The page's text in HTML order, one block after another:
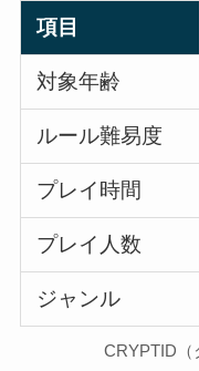
項目
対象年齢
ルール難易度
プレイ時間
プレイ人数
ジャンル
CRYPTID（